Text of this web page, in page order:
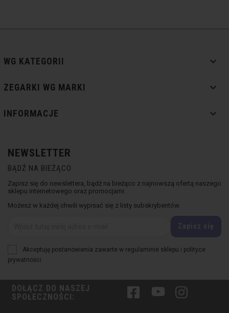
WG KATEGORII 
ZEGARKI WG MARKI 
INFORMACJE 
NEWSLETTER
BĄDŹ NA BIEŻĄCO
Zapisz się do newslettera, bądź na bieżąco z najnowszą ofertą naszego
sklepu internetowego oraz promocjami.
Możesz w każdej chwili wypisać się z listy subskrybentów.
Akceptuję postanowienia zawarte w regulaminie sklepu i polityce
prywatności
DOŁĄCZ DO NASZEJ
SPOŁECZNOŚCI:
FacebookYouTube